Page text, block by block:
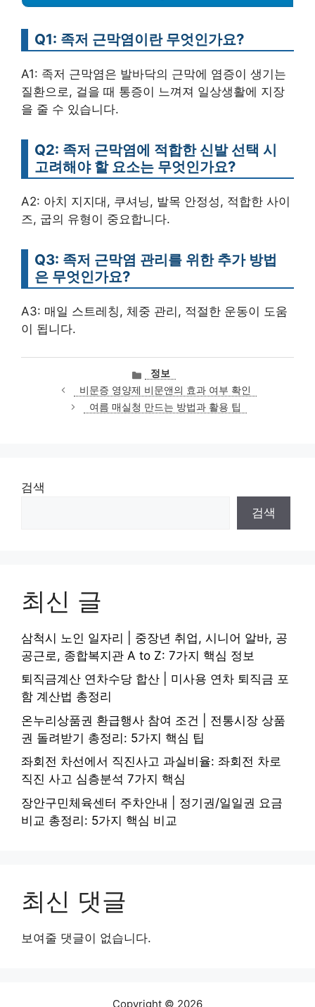
Q1: 족저 근막염이란 무엇인가요?
A1: 족저 근막염은 발바닥의 근막에 염증이 생기는
질환으로, 걸을 때 통증이 느껴져 일상생활에 지장
을 줄 수 있습니다.
Q2: 족저 근막염에 적합한 신발 선택 시
고려해야 할 요소는 무엇인가요?
A2: 아치 지지대, 쿠셔닝, 발목 안정성, 적합한 사이
즈, 굽의 유형이 중요합니다.
Q3: 족저 근막염 관리를 위한 추가 방법
은 무엇인가요?
A3: 매일 스트레칭, 체중 관리, 적절한 운동이 도움
이 됩니다.
카
테
고
리
정보
비문증 영양제 비문앤의 효과 여부 확인
여름 매실청 만드는 방법과 활용 팁
검색
검색
최신 글
삼척시 노인 일자리 | 중장년 취업, 시니어 알바, 공
공근로, 종합복지관 A to Z: 7가지 핵심 정보
퇴직금계산 연차수당 합산 | 미사용 연차 퇴직금 포
함 계산법 총정리
온누리상품권 환급행사 참여 조건 | 전통시장 상품
권 돌려받기 총정리: 5가지 핵심 팁
좌회전 차선에서 직진사고 과실비율: 좌회전 차로
직진 사고 심층분석 7가지 핵심
장안구민체육센터 주차안내 | 정기권/일일권 요금
비교 총정리: 5가지 핵심 비교
최신 댓글
보여줄 댓글이 없습니다.
Copyright © 2026